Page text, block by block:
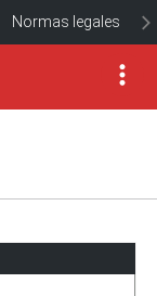
Normas legales